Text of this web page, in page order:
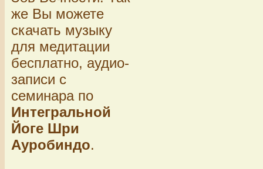
же Вы можете
скачать музыку
для медитации
бесплатно, аудио-
записи с
семинара по
Интегральной
Йоге Шри
Ауробиндо.